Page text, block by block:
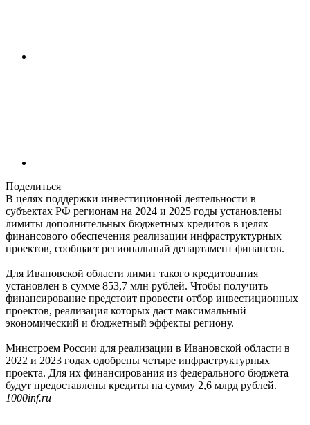
Поделиться
В целях поддержки инвестиционной деятельности в
субъектах РФ регионам на 2024 и 2025 годы установлены
лимиты дополнительных бюджетных кредитов в целях
финансового обеспечения реализации инфраструктурных
проектов, сообщает региональный департамент финансов.
Для Ивановской области лимит такого кредитования
установлен в сумме 853,7 млн рублей. Чтобы получить
финансирование предстоит провести отбор инвестиционных
проектов, реализация которых даст максимальный
экономический и бюджетный эффекты региону.
Минстроем России для реализации в Ивановской области в
2022 и 2023 годах одобрены четыре инфраструктурных
проекта. Для их финансирования из федерального бюджета
будут предоставлены кредиты на сумму 2,6 млрд рублей.
1000inf.ru